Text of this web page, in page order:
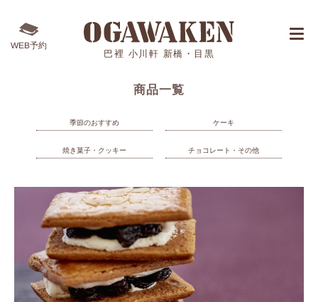
WEB予約
巴裡 小川軒 新橋・目黒
商品一覧
季節のおすすめ ケーキ
焼き菓子・クッキー チョコレート・その他